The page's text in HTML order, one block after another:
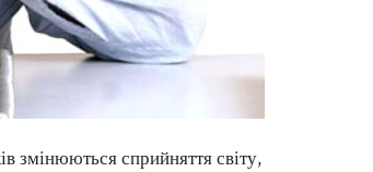
змінюються сприйняття світу,